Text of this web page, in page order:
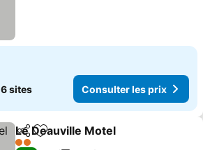
6 sites Consulter les prix
PartagerAjouter à mes favoris
Le Deauville Motel
2 Étoiles